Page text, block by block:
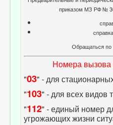
приказом МЗ РФ №
Обращаться по
Номера
"03" - для
"103" - для всех видов
"112" - единый номер
угрожающих жизни